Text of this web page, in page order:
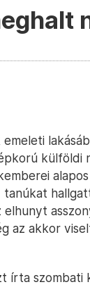
külföldi
az akkor
írta szombati